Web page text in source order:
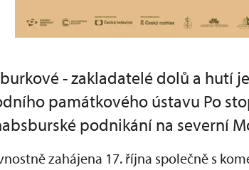
- zakladatelé dolů a hutí
památkového ústavu Po
podnikání na severní
zahájena 17. října společně s